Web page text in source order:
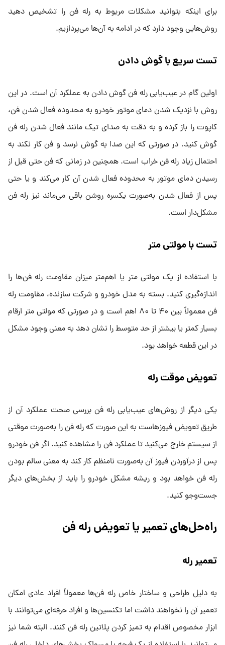
برای اینکه بتوانید مشکلات مربوط به رله فن را تشخیص دهید
روش‌هایی وجود دارد که در ادامه به آن‌ها می‌پردازیم.
تست سریع با گوش دادن
اولین گام در عیب‌یابی رله فن گوش دادن به عملکرد آن است. در این
روش با نزدیک شدن دمای موتور خودرو به محدوده فعال شدن فن،
کاپوت را باز کرده و به دقت به صدای تیک مانند فعال شدن رله فن
گوش کنید. در صورتی که این صدا به گوش نرسد و فن کار نکند به
احتمال زیاد رله فن خراب است. همچنین در زمانی که فن حتی قبل از
رسیدن دمای موتور به محدوده فعال شدن آن کار می‌کند و یا حتی
پس از فعال شدن به‌صورت یکسره روشن باقی می‌ماند نیز رله فن
مشکل‌دار است.
تست با مولتی متر
با استفاده از یک مولتی متر یا اهم‌متر میزان مقاومت رله فن‌ها را
اندازه‌گیری کنید. بسته به مدل خودرو و شرکت سازنده، مقاومت رله
فن معمولاً بین ۴۰ تا ۸۰ اهم است و در صورتی که مولتی متر ارقام
بسیار کمتر یا بیشتر از حد متوسط را نشان دهد به معنی وجود مشکل
در این قطعه خواهد بود.
تعویض موقت رله
یکی دیگر از روش‌های عیب‌یابی رله فن بررسی صحت عملکرد آن از
طریق تعویض فیوزهاست به این صورت که رله فن را به‌صورت موقتی
از سیستم خارج می‌کنید تا عملکرد فن را مشاهده کنید. اگر فن خودرو
پس از درآوردن فیوز آن به‌صورت نامنظم کار کند به معنی سالم بودن
رله فن خواهد بود و ریشه مشکل خودرو را باید از بخش‌های دیگر
جست‌وجو کنید.
راه‌حل‌های تعمیر یا تعویض رله فن
تعمیر رله
به دلیل طراحی و ساختار خاص رله فن‌ها معمولاً افراد عادی امکان
تعمیر آن را نخواهند داشت اما تکنسین‌ها و افراد حرفه‌ای می‌توانند با
ابزار مخصوص اقدام به تمیز کردن پلاتین رله فن کنند. البته شما نیز